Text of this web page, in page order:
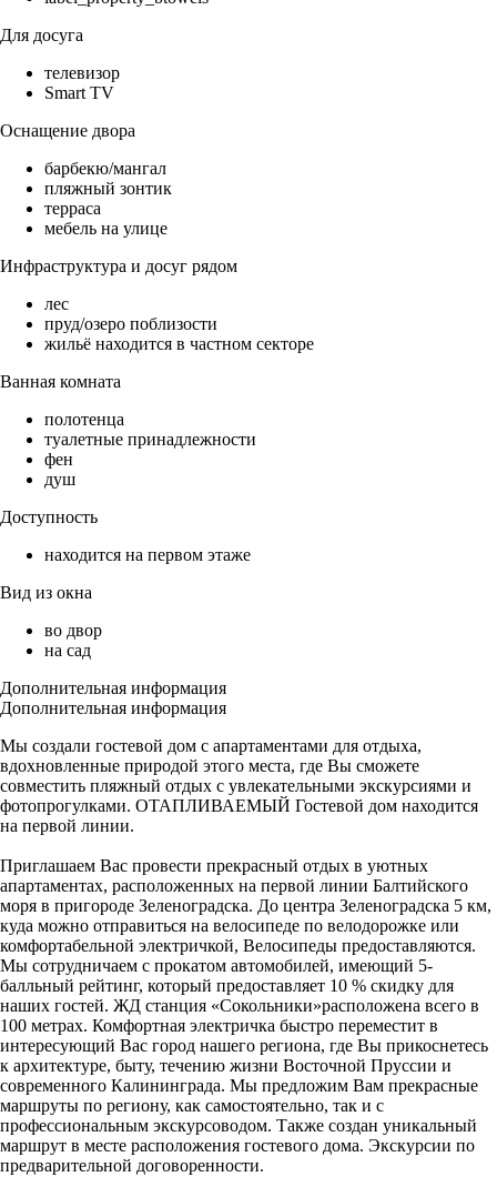
Для досуга
телевизор
Smart TV
Оснащение двора
барбекю/мангал
пляжный зонтик
терраса
мебель на улице
Инфраструктура и досуг рядом
лес
пруд/озеро поблизости
жильё находится в частном секторе
Ванная комната
полотенца
туалетные принадлежности
фен
душ
Доступность
находится на первом этаже
Вид из окна
во двор
на сад
Дополнительная информация
Дополнительная информация
Мы создали гостевой дом с апартаментами для отдыха,
вдохновленные природой этого места, где Вы сможете
совместить пляжный отдых с увлекательными экскурсиями и
фотопрогулками. ОТАПЛИВАЕМЫЙ Гостевой дом находится
на первой линии.
Приглашаем Вас провести прекрасный отдых в уютных
апартаментах, расположенных на первой линии Балтийского
моря в пригороде Зеленоградска. До центра Зеленоградска 5 км,
куда можно отправиться на велосипеде по велодорожке или
комфортабельной электричкой, Велосипеды предоставляются.
Мы сотрудничаем с прокатом автомобилей, имеющий 5-
балльный рейтинг, который предоставляет 10 % скидку для
наших гостей. ЖД станция «Сокольники»расположена всего в
100 метрах. Комфортная электричка быстро переместит в
интересующий Вас город нашего региона, где Вы прикоснетесь
к архитектуре, быту, течению жизни Восточной Пруссии и
современного Калининграда. Мы предложим Вам прекрасные
маршруты по региону, как самостоятельно, так и с
профессиональным экскурсоводом. Также создан уникальный
маршрут в месте расположения гостевого дома. Экскурсии по
предварительной договоренности.